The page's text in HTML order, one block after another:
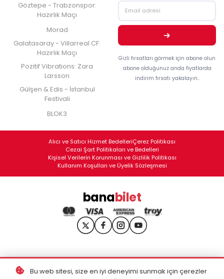
Göztepe - Trabzonspor:
Hazırlık Maçı
Morad
Galatasaray - Villarreal CF:
Hazırlık Maçı
Pozitif Vibrations: Zara
Larsson
Gülşen & Edis - İstanbul
Festivali
BLOK3
Gizli fırsatları görmek için abone olun
abone olduğunuz anda fiyatlarda
indirim fırsatı yakalayın..
Alıcı ve Satıcı Hizmet BedelleriÇerez Politikası
Cezai Şart Politikaları ve Bedelleri
Kişisel Verilerin Korunması ve Gizlilik Politikası
Kullanım Koşulları ve Üyelik Sözleşmesi
banabilet
Bu web sitesi, size en iyi deneyimi sunmak için çerezler